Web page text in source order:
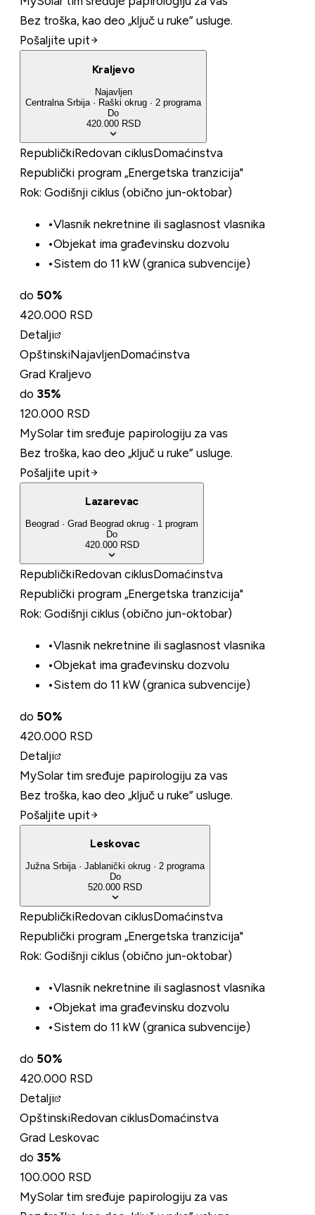
Bez troška, kao deo „ključ u ruke” usluge.
Pošaljite upit
Kraljevo
Najavljen
Centralna Srbija · Raški okrug · 2 programa
Do
420.000 RSD
RepubličkiRedovan ciklusDomaćinstva
Republički program „Energetska tranzicija"
Rok: Godišnji ciklus (obično jun-oktobar)
•Vlasnik nekretnine ili saglasnost vlasnika
•Objekat ima građevinsku dozvolu
•Sistem do 11 kW (granica subvencije)
do 50%
420.000 RSD
Detalji
OpštinskiNajavljenDomaćinstva
Grad Kraljevo
do 35%
120.000 RSD
MySolar tim sređuje papirologiju za vas
Bez troška, kao deo „ključ u ruke” usluge.
Pošaljite upit
Lazarevac
Beograd · Grad Beograd okrug · 1 program
Do
420.000 RSD
RepubličkiRedovan ciklusDomaćinstva
Republički program „Energetska tranzicija"
Rok: Godišnji ciklus (obično jun-oktobar)
•Vlasnik nekretnine ili saglasnost vlasnika
•Objekat ima građevinsku dozvolu
•Sistem do 11 kW (granica subvencije)
do 50%
420.000 RSD
Detalji
MySolar tim sređuje papirologiju za vas
Bez troška, kao deo „ključ u ruke” usluge.
Pošaljite upit
Leskovac
Južna Srbija· Jablanički okrug · 2 programa
Do
520.000 RSD
RepubličkiRedovan ciklusDomaćinstva
Republički program „Energetska tranzicija"
Rok: Godišnji ciklus (obično jun-oktobar)
•Vlasnik nekretnine ili saglasnost vlasnika
•Objekat ima građevinsku dozvolu
•Sistem do 11 kW (granica subvencije)
do 50%
420.000 RSD
Detalji
OpštinskiRedovan ciklusDomaćinstva
Grad Leskovac
do 35%
100.000 RSD
MySolar tim sređuje papirologiju za vas